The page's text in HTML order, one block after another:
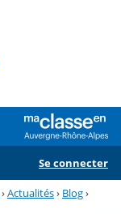
Se connecter
›Actualités› Blog›